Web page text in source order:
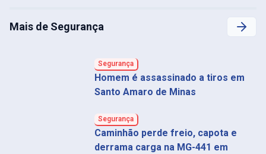
Mais de Segurança
Segurança
Homem é assassinado a tiros em
Santo Amaro de Minas
Segurança
Caminhão perde freio, capota e
derrama carga na MG-441 em